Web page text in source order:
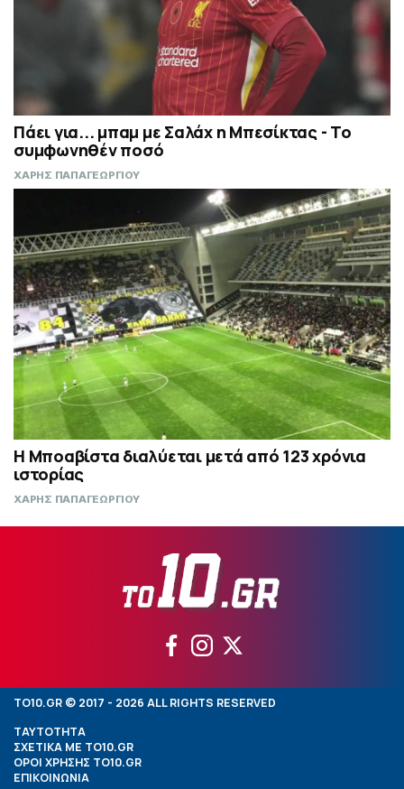
Πάει για... μπαμ με Σαλάχ η Μπεσίκτας - Το
συμφωνηθέν ποσό
ΧΑΡΗΣ ΠΑΠΑΓΕΩΡΓΙΟΥ
Η Μποαβίστα διαλύεται μετά από 123 χρόνια
ιστορίας
ΧΑΡΗΣ ΠΑΠΑΓΕΩΡΓΙΟΥ
TO10.GR © 2017 - 2026 ALL RIGHTS RESERVED
ΤΑΥΤΟΤΗΤΑ
ΣΧΕΤΙΚΑ ΜΕ TO10.GR
ΟΡΟΙ ΧΡΗΣΗΣ TO10.GR
ΕΠΙΚΟΙΝΩΝΙΑ